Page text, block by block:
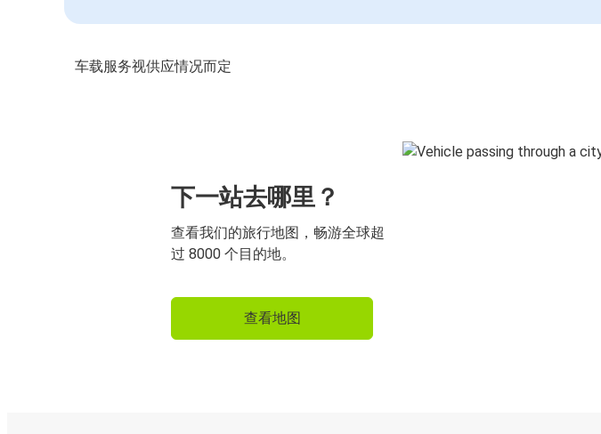
车载服务视供应情况而定
下一站去哪里？
查看我们的旅行地图，畅游全球超
过 8000 个目的地。
查看地图